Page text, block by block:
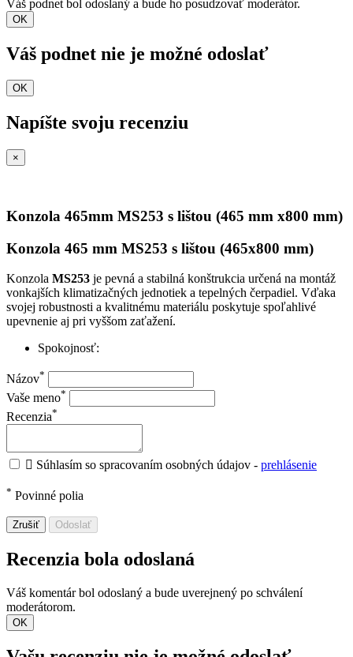
Váš podnet bol odoslaný a bude ho posudzovať moderátor.
OK
Váš podnet nie je možné odoslať
OK
Napíšte svoju recenziu
×
Konzola 465mm MS253 s lištou (465 mm x800 mm)
Konzola 465 mm MS253 s lištou (465x800 mm)
Konzola MS253 je pevná a stabilná konštrukcia určená na montáž
vonkajších klimatizačných jednotiek a tepelných čerpadiel. Vďaka
svojej robustnosti a kvalitnému materiálu poskytuje spoľahlivé
upevnenie aj pri vyššom zaťažení.
Spokojnosť:
Názov*
Vaše meno*
Recenzia*
 Súhlasím so spracovaním osobných údajov - prehlásenie
* Povinné polia
Zrušiť Odoslať
Recenzia bola odoslaná
Váš komentár bol odoslaný a bude uverejnený po schválení
moderátorom.
OK